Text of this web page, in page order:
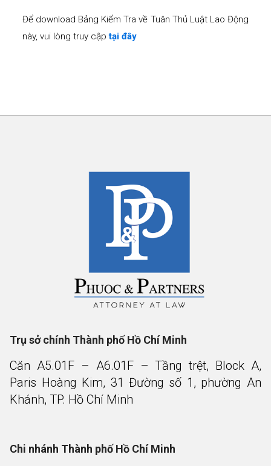
Để download Bảng Kiểm Tra về Tuân Thủ Luật Lao Động
này, vui lòng truy cập tại đây
Trụ sở chính Thành phố Hồ Chí Minh
Căn A5.01F – A6.01F – Tầng trệt, Block A,
Paris Hoàng Kim, 31 Đường số 1, phường An
Khánh, TP. Hồ Chí Minh
Chi nhánh Thành phố Hồ Chí Minh